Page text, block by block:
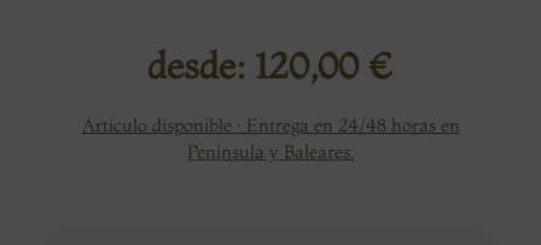
desde: 120,00 €
Artículo disponible · Entrega en 24/48 horas en
Península y Baleares.